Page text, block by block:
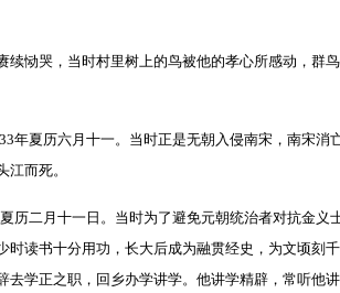
恸哭，当时村里树上的鸟被他的孝心所感动，群
年夏历六月十一。当时正是无朝入侵南宋，南宋消
而死。
二月十一日。当时为了避免元朝统治者对抗金义
读书十分用功，长大后成为融贯经史，为文顷刻
学正之职，回乡办学讲学。他讲学精辟，常听他